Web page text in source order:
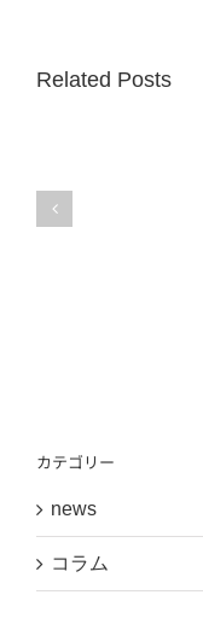
Related Posts
埼
カテゴリー
news
コラム